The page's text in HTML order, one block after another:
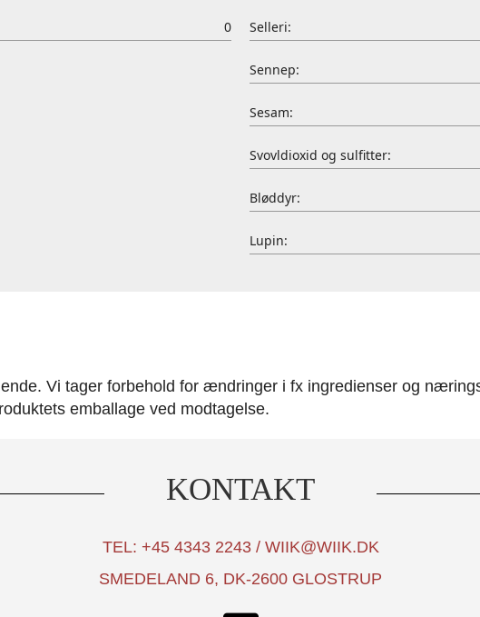
0 Selleri:
Sennep:
Sesam:
Svovldioxid og sulfitter:
Bløddyr:
Lupin:
Vi tager forbehold for ændringer i fx ingredienser og
emballage ved modtagelse.
KONTAKT
TEL: +45 4343 2243 / WIIK@WIIK.DK
SMEDELAND 6, DK-2600 GLOSTRUP